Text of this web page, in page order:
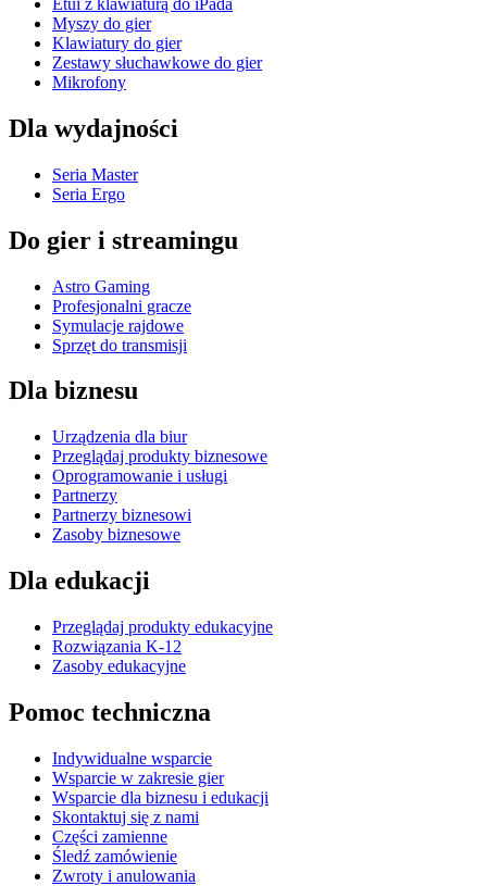
Etui z klawiaturą do iPada
Myszy do gier
Klawiatury do gier
Zestawy słuchawkowe do gier
Mikrofony
Dla wydajności
Seria Master
Seria Ergo
Do gier i streamingu
Astro Gaming
Profesjonalni gracze
Symulacje rajdowe
Sprzęt do transmisji
Dla biznesu
Urządzenia dla biur
Przeglądaj produkty biznesowe
Oprogramowanie i usługi
Partnerzy
Partnerzy biznesowi
Zasoby biznesowe
Dla edukacji
Przeglądaj produkty edukacyjne
Rozwiązania K-12
Zasoby edukacyjne
Pomoc techniczna
Indywidualne wsparcie
Wsparcie w zakresie gier
Wsparcie dla biznesu i edukacji
Skontaktuj się z nami
Części zamienne
Śledź zamówienie
Zwroty i anulowania